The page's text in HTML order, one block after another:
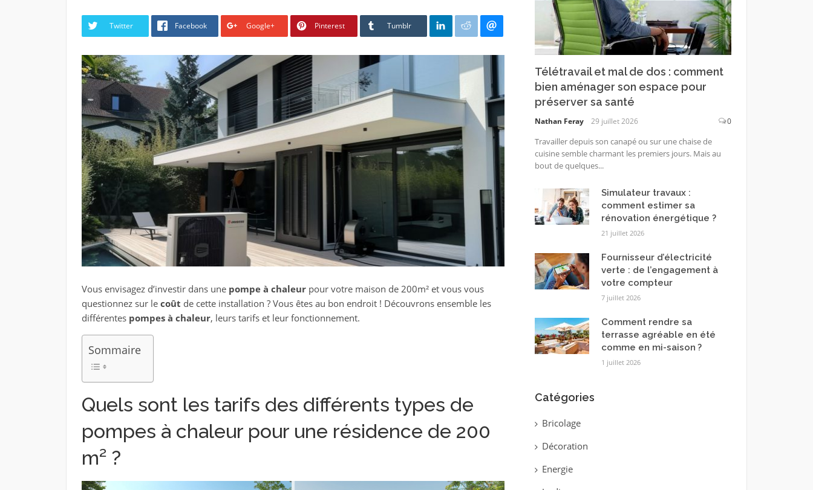
Twitter Facebook Google+ Pinterest Tumblr
Vous envisagez d’investir dans une pompe à chaleurpour votre maison de 200m² et vous vous
questionnez sur le coût de cette installation ? Vous êtes au bon endroit ! Découvrons ensemble les
différentes pompes à chaleur, leurs tarifs et leur fonctionnement.
Sommaire
Quels sont les tarifs des différents types de
pompes à chaleur pour une résidence de 200
m² ?
Télétravail et mal de dos : comment
bien aménager son espace pour
préserver sa santé
Nathan Feray 29 juillet 2026 0
Travailler depuis son canapé ou sur une chaise de
cuisine semble charmant les premiers jours. Mais au
bout de quelques...
Simulateur travaux :
comment estimer sa
rénovation énergétique ?
21 juillet 2026
Fournisseur d’électricité
verte : de l’engagement à
votre compteur
7 juillet 2026
Comment rendre sa
terrasse agréable en été
comme en mi-saison ?
1 juillet 2026
Catégories
Bricolage
Décoration
Energie